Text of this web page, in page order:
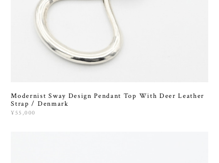
Modernist Sway Design Pendant Top With Deer Leather
Strap / Denmark
¥55,000